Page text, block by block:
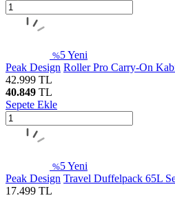
%5Yeni
Peak Design Roller Pro Carry-On
42.999 TL
40.849 TL
Sepete Ekle
%5Yeni
Peak Design Travel Duffelpack 65L
17.499 TL